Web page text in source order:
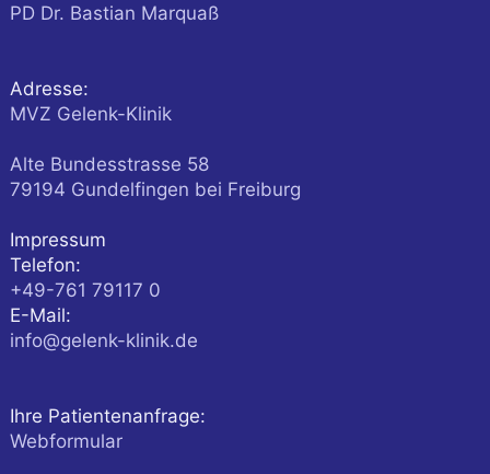
PD Dr. Bastian Marquaß
Adresse:
MVZ Gelenk-Klinik
Alte Bundesstrasse 58
79194 Gundelfingen bei Freiburg
Impressum
Telefon:
+49-761 79117 0
E-Mail:
info@gelenk-klinik.de
Ihre Patientenanfrage:
Webformular